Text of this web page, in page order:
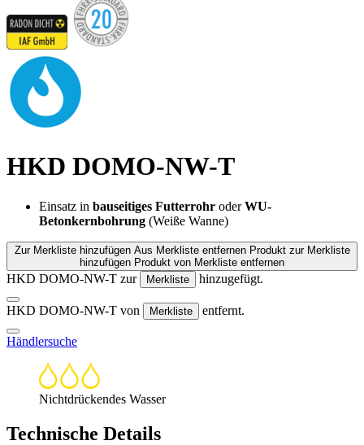
HKD DOMO-NW-T
Einsatz in bauseitiges Futterrohr oderWU-
Betonkernbohrung (Weiße Wanne)
Zur Merkliste hinzufügen Aus Merkliste entfernen Produkt zur Merkliste
hinzufügen Produkt von Merkliste entfernen
HKD DOMO-NW-T zur Merkliste hinzugefügt.
HKD DOMO-NW-T von Merkliste entfernt.
Händlersuche
Nichtdrückendes Wasser
Technische Details